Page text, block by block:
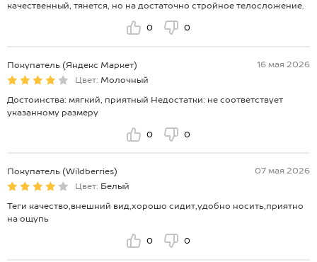
качественный, тянется, но на достаточно стройное телосложение.
0 0
Покупатель (Яндекс Маркет)
16 мая 2026
Цвет: Молочный
Достоинства: мягкий, приятный Недостатки: не соответствует
указанному размеру
0 0
Покупатель (Wildberries)
07 мая 2026
Цвет: Белый
Теги качество,внешний вид,хорошо сидит,удобно носить,приятно
на ощупь
0 0